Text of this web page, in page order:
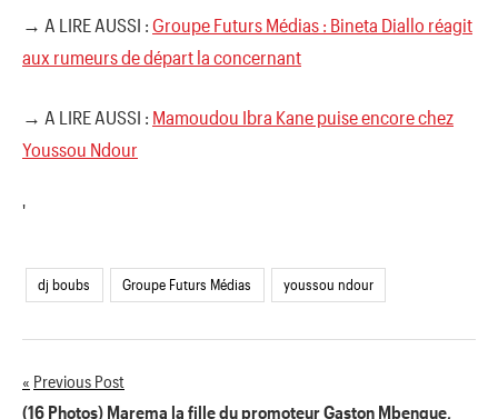
→ A LIRE AUSSI : Groupe Futurs Médias : Bineta Diallo réagit
aux rumeurs de départ la concernant
→ A LIRE AUSSI : Mamoudou Ibra Kane puise encore chez
Youssou Ndour
'
dj boubs Groupe Futurs Médias youssou ndour
Navigation
Previous Post
(16 Photos) Marema la fille du promoteur Gaston Mbengue,